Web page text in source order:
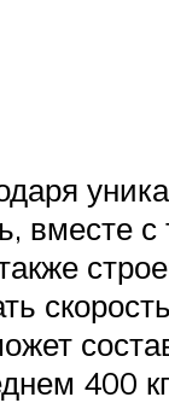
вместе
400